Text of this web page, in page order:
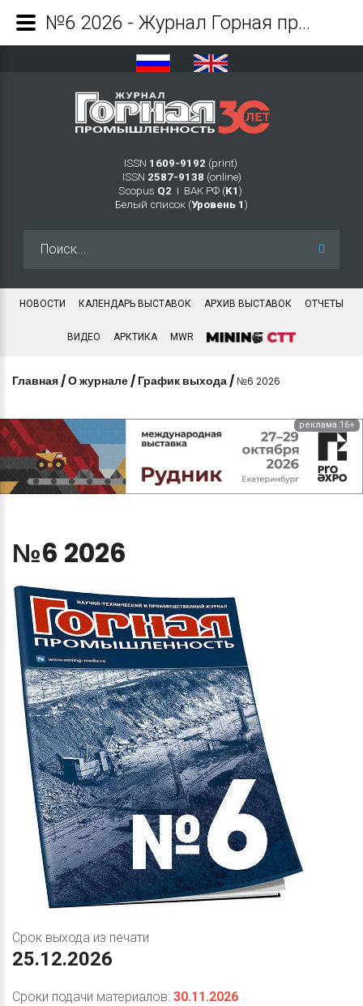
ISSN 1609-9192 (print)
ISSN 2587-9138 (online)
Scopus Q2 Ι ВАК РФ (K1 )
Белый список (Уровень 1 )
НОВОСТИ КАЛЕНДАРЬ ВЫСТАВОК АРХИВ ВЫСТАВОК ОТЧЕТЫ
ВИДЕО АРКТИКА MWR
Главная /О журнале / График выхода / №6 2026
реклама 16+
№6 2026
Срок выхода из печати
25.12.2026
Сроки подачи материалов: 30.11.2026
№6 2026 - Журнал Горная промышленность